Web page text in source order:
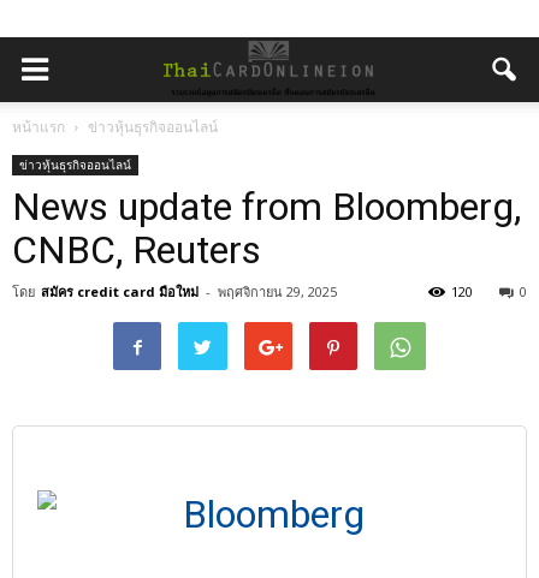
หน้าแรก ข่าวหุ้นธุรกิจออนไลน์
ข่าวหุ้นธุรกิจออนไลน์
News update from Bloomberg,
CNBC, Reuters
โดย สมัคร credit card มือใหม่ - พฤศจิกายน 29, 2025 0
120